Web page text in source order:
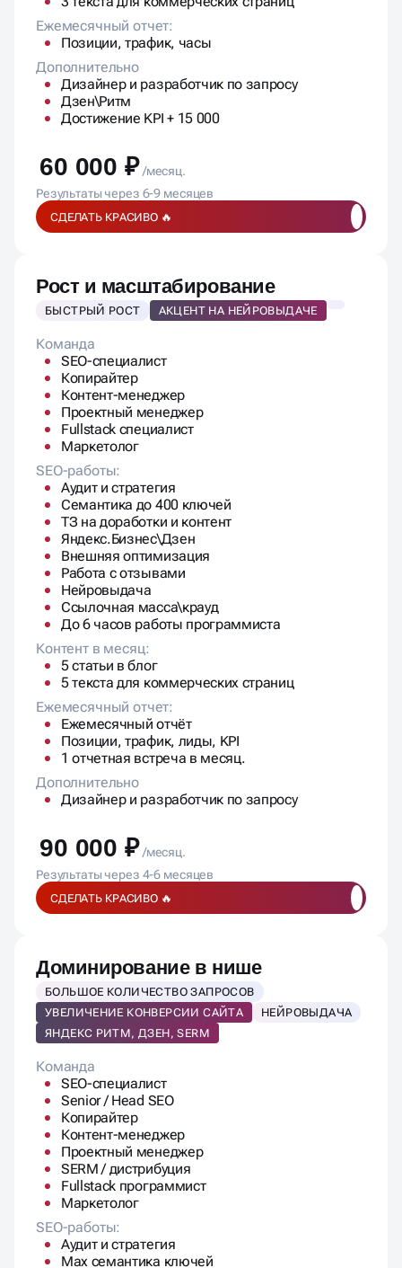
Ежемесячный отчет:
Позиции, трафик, часы
Дополнительно
Дизайнер и разработчик по запросу
Дзен\Ритм
Достижение KPI + 15 000
60 000 ₽
Результаты через 6-9 месяцев
СДЕЛАТЬ КРАСИВО 🔥
БЫСТРЫЙ РОСТ АКЦЕНТ НА НЕЙРОВЫДАЧЕ
SEO-специалист
Копирайтер
Контент-менеджер
Проектный менеджер
Fullstack специалист
Маркетолог
SEO-работы:
Аудит и стратегия
Семантика до 400 ключей
ТЗ на доработки и контент
Яндекс.Бизнес\Дзен
Внешняя оптимизация
Работа с отзывами
Нейровыдача
Ссылочная масса\крауд
До 6 часов работы программиста
Контент в месяц:
5 статьи в блог
5 текста для коммерческих страниц
Ежемесячный отчет:
Ежемесячный отчёт
Позиции, трафик, лиды, KPI
1 отчетная встреча в месяц.
Дополнительно
Дизайнер и разработчик по запросу
90 000 ₽
Результаты через 4-6 месяцев
СДЕЛАТЬ КРАСИВО 🔥
БОЛЬШОЕ КОЛИЧЕСТВО ЗАПРОСОВ
УВЕЛИЧЕНИЕ КОНВЕРСИИ САЙТА
ЯНДЕКС РИТМ, ДЗЕН, SERM
SEO-специалист
Senior / Head SEO
Копирайтер
Контент-менеджер
Проектный менеджер
SERM / дистрибуция
Fullstack программист
Маркетолог
SEO-работы:
Аудит и стратегия
Max семантика ключей
ТЗ на доработки и контент